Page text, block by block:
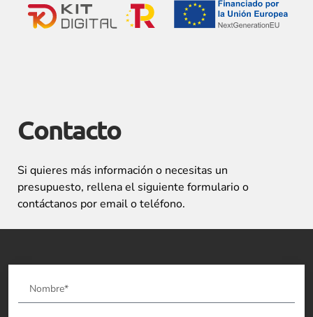
Contacto
Si quieres más información o necesitas un
presupuesto, rellena el siguiente formulario o
contáctanos por email o teléfono.